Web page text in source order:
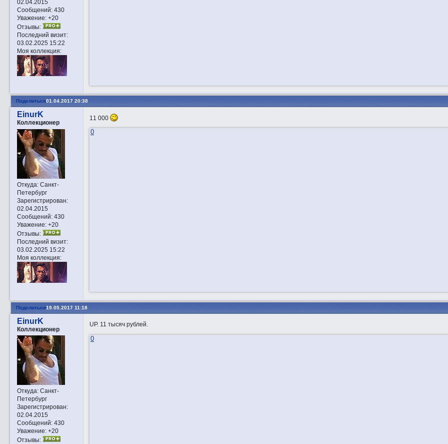
02.04.2015
Сообщений:430
Уважение: +20
Отзывы:
Последний визит:
03.02.2025 15:22
Моя коллекция:
Поделиться01.04.2017 20:38
EinurK
Коллекционер
Откуда:Санкт-
Петербург
Зарегистрирован:
02.04.2015
Сообщений:430
Уважение: +20
Отзывы:
Последний визит:
03.02.2025 15:22
Моя коллекция:
11 000
0
Поделиться19.05.2017 11:18
EinurK
Коллекционер
Откуда:Санкт-
Петербург
Зарегистрирован:
02.04.2015
Сообщений:430
Уважение: +20
Отзывы:
UP. 11 тысяч рублей.
0